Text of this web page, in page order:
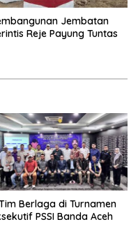
Jembatan
Reje Payung Tuntas
Berlaga di Turnamen
PSSI Banda Aceh